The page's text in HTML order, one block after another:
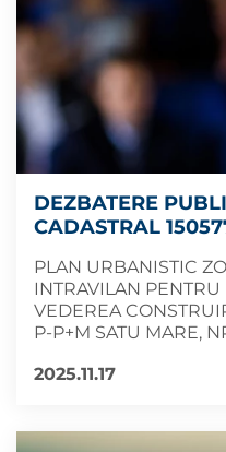
DEZBATERE
CADASTRAL
PLAN URBANISTIC
INTRAVILAN
VEDEREA
P-P+M SATU MARE,
2025.11.17